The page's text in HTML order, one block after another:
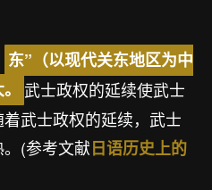
东”（以现代关东地区为中
武士政权的延续使武士
武士政权的延续，武士
(参考文献日语历史上的